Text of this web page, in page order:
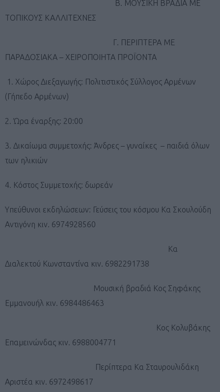
Β. ΜΟΥΣΙΚΗ ΒΡΑΔΙΑ ΜΕ
ΤΟΠΙΚΟΥΣ ΚΑΛΛΙΤΕΧΝΕΣ
Γ. ΠΕΡΙΠΤΕΡΑ ΜΕ
ΠΑΡΑΔΟΣΙΑΚΑ – ΧΕΙΡΟΠΟΙΗΤΑ ΠΡΟΪΟΝΤΑ
1. Χώρος Διεξαγωγής: Πολιτιστικός Σύλλογος Αρμένων
(Γήπεδο Αρμένων)
2. Ώρα έναρξης: 20:00
3. Δικαίωμα συμμετοχής: Άνδρες – γυναίκες – παιδιά όλων
των ηλικιών
4. Κόστος Συμμετοχής: δωρεάν
Υπεύθυνοι εκδηλώσεων: Γεύσεις του κόσμου Κα Σκουλούδη
Αντιγόνη κιν. 6974928560
Κα
Διαλεκτού Κωνσταντίνα κιν. 6982291738
Μουσική βραδιά Κος Σηφάκης
Εμμανουήλ κιν. 6984486463
Κος Κολυβάκης
Επαμεινώνδας κιν. 6988004771
Περίπτερα Κα Σταυρουλιδάκη
Αριστέα κιν. 6972498617